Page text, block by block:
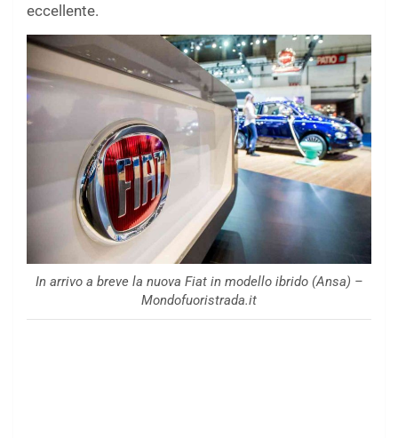
eccellente.
In arrivo a breve la nuova Fiat in modello ibrido (Ansa) –
Mondofuoristrada.it